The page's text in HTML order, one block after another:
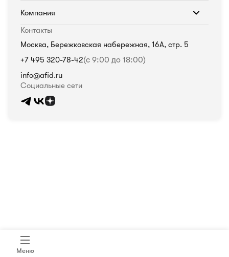
Меню
Компания
Контакты
Москва, Бережковская набережная, 16А, стр. 5
+7 495 320-78-42(с 9:00 до 18:00)
info@afid.ru
Социальные сети